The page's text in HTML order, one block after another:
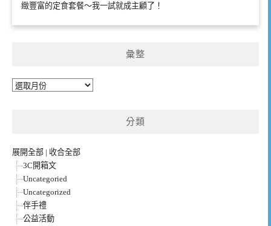
緻豐富的定食套餐～我一試就成主顧了！
彙整
彙
分類
展開全部 | 收合全部
3C開箱文
Uncategoried
Uncategorized
伴手禮
公益活動